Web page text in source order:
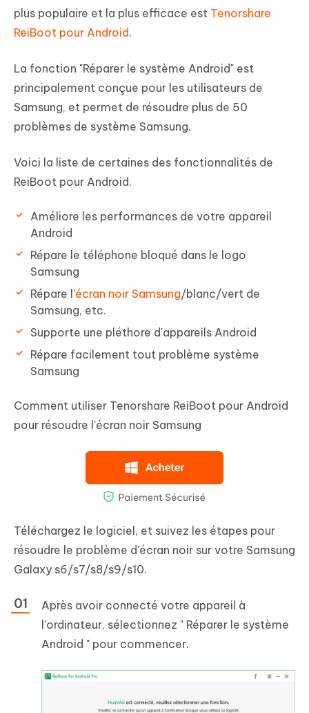
plus populaire et la plus efficace est Tenorshare
ReiBoot pour Android.
La fonction "Réparer le système Android" est
principalement conçue pour les utilisateurs de
Samsung, et permet de résoudre plus de 50
problèmes de système Samsung.
Voici la liste de certaines des fonctionnalités de
ReiBoot pour Android.
Améliore les performances de votre appareil
Android
Répare le téléphone bloqué dans le logo
Samsung
Répare l'écran noir Samsung/blanc/vert de
Samsung, etc.
Supporte une pléthore d'appareils Android
Répare facilement tout problème système
Samsung
Comment utiliser Tenorshare ReiBoot pour Android
pour résoudre l'écran noir Samsung
Téléchargez le logiciel, et suivez les étapes pour
résoudre le problème d'écran noir sur votre Samsung
Galaxy s6/s7/s8/s9/s10.
Après avoir connecté votre appareil à
l'ordinateur, sélectionnez " Réparer le système
Android " pour commencer.